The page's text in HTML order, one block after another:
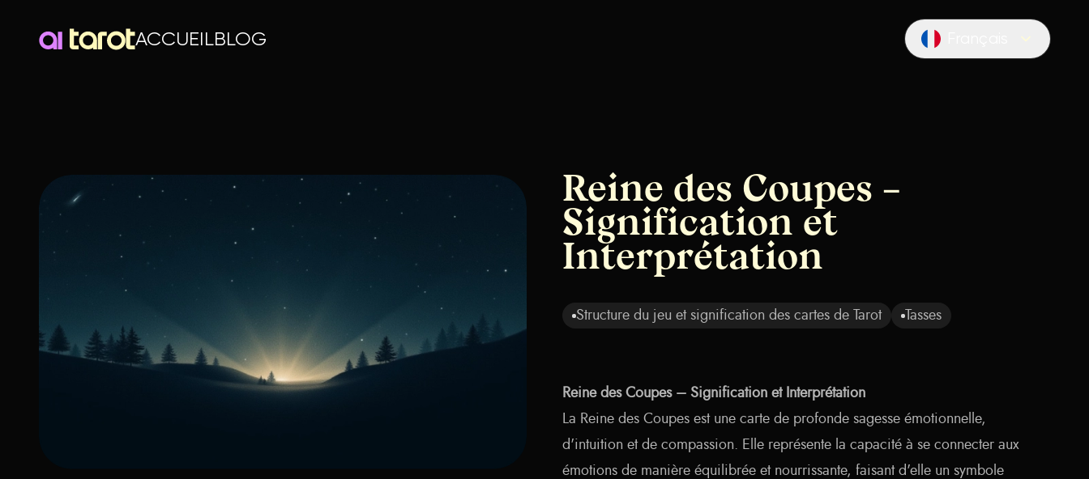
ACCUEILBLOG Locale switcher
Reine des Coupes –
Signification et
Interprétation
Structure du jeu et signification des cartes de Tarot Tasses
Reine des Coupes – Signification et Interprétation
La Reine des Coupes est une carte de profonde sagesse émotionnelle,
d'intuition et de compassion. Elle représente la capacité à se connecter aux
émotions de manière équilibrée et nourrissante, faisant d'elle un symbole